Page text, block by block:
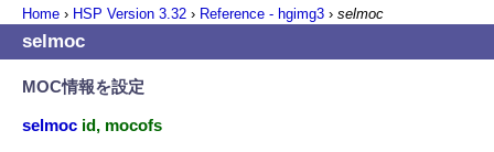
Home › HSP Version 3.32 › Reference - hgimg3 › selmoc
selmoc
MOC情報を設定
selmoc id, mocofs